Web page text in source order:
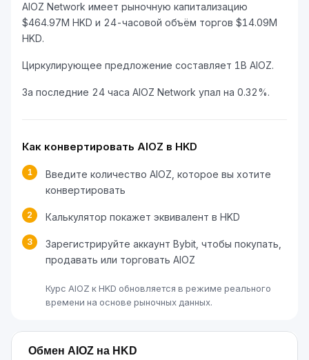
AIOZ Network имеет рыночную капитализацию
$464.97M HKD и 24-часовой объём торгов $14.09M
HKD.
Циркулирующее предложение составляет 1B AIOZ.
За последние 24 часа AIOZ Network упал на 0.32%.
Как конвертировать AIOZ в HKD
1
Введите количество AIOZ, которое вы хотите
конвертировать
2 Калькулятор покажет эквивалент в HKD
3
Зарегистрируйте аккаунт Bybit, чтобы покупать,
продавать или торговать AIOZ
Курс AIOZ к HKD обновляется в режиме реального
времени на основе рыночных данных.
Обмен AIOZ на HKD